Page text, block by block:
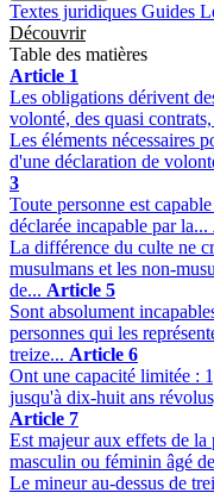
Textes juridiques Guides
Découvrir
Table des matières
Article 1
Les obligations dérivent
volonté, des quasi
Les éléments nécessaires
d'une déclaration de
3
Toute personne est
déclarée incapable par la...
La différence du culte ne
musulmans et les non-
de... Article 5
Sont absolument
personnes qui les
treize... Article 6
Ont une capacité limitée :
jusqu'à dix-huit ans
Article 7
Est majeur aux effets de
masculin ou féminin âgé
Le mineur au-dessus de